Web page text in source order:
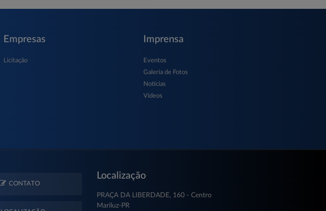
Empresas
Licitação
Imprensa
Eventos
Galeria de Fotos
Notícias
Vídeos
CONTATO
Localização
PRAÇA DA LIBERDADE, 160 - Centro
Mariluz-PR